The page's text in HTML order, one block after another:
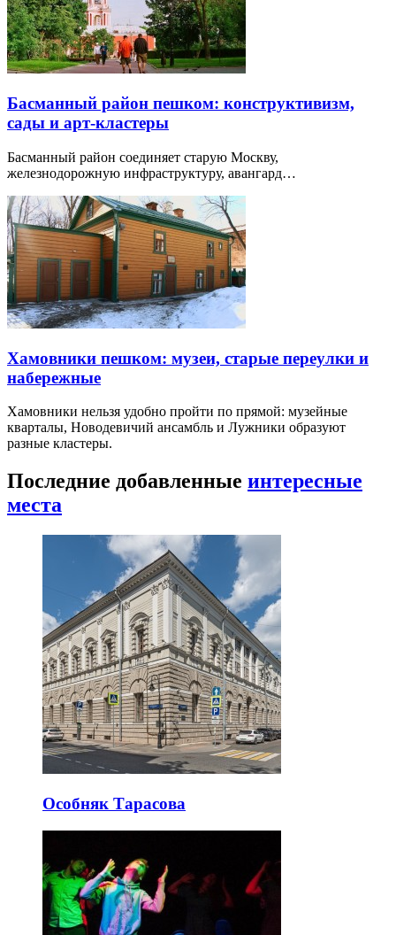
Басманный район пешком: конструктивизм,
сады и арт-кластеры
Басманный район соединяет старую Москву,
железнодорожную инфраструктуру, авангард…
Хамовники пешком: музеи, старые переулки и
набережные
Хамовники нельзя удобно пройти по прямой: музейные
кварталы, Новодевичий ансамбль и Лужники образуют
разные кластеры.
Последние добавленные интересные
места
Особняк Тарасова